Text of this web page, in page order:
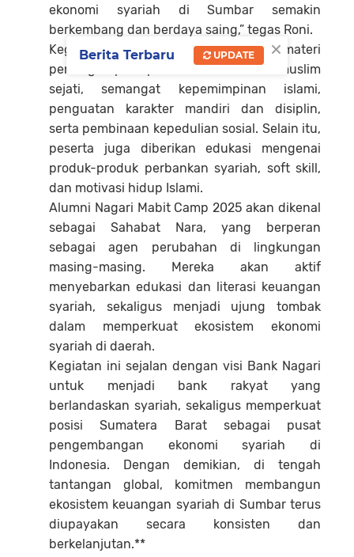
ekonomi syariah di Sumbar semakin
berkembang dan berdaya saing,” tegas Roni.
Kegiatan ini menghadirkan sejumlah materi
penting seperti pembekalan karakter muslim
sejati, semangat kepemimpinan islami,
penguatan karakter mandiri dan disiplin,
serta pembinaan kepedulian sosial. Selain itu,
peserta juga diberikan edukasi mengenai
produk-produk perbankan syariah, soft skill,
dan motivasi hidup Islami.
Alumni Nagari Mabit Camp 2025 akan dikenal
sebagai Sahabat Nara, yang berperan
sebagai agen perubahan di lingkungan
masing-masing. Mereka akan aktif
menyebarkan edukasi dan literasi keuangan
syariah, sekaligus menjadi ujung tombak
dalam memperkuat ekosistem ekonomi
syariah di daerah.
Kegiatan ini sejalan dengan visi Bank Nagari
untuk menjadi bank rakyat yang
berlandaskan syariah, sekaligus memperkuat
posisi Sumatera Barat sebagai pusat
pengembangan ekonomi syariah di
Indonesia. Dengan demikian, di tengah
tantangan global, komitmen membangun
ekosistem keuangan syariah di Sumbar terus
diupayakan secara konsisten dan
berkelanjutan.**
×
Berita Terbaru UPDATE